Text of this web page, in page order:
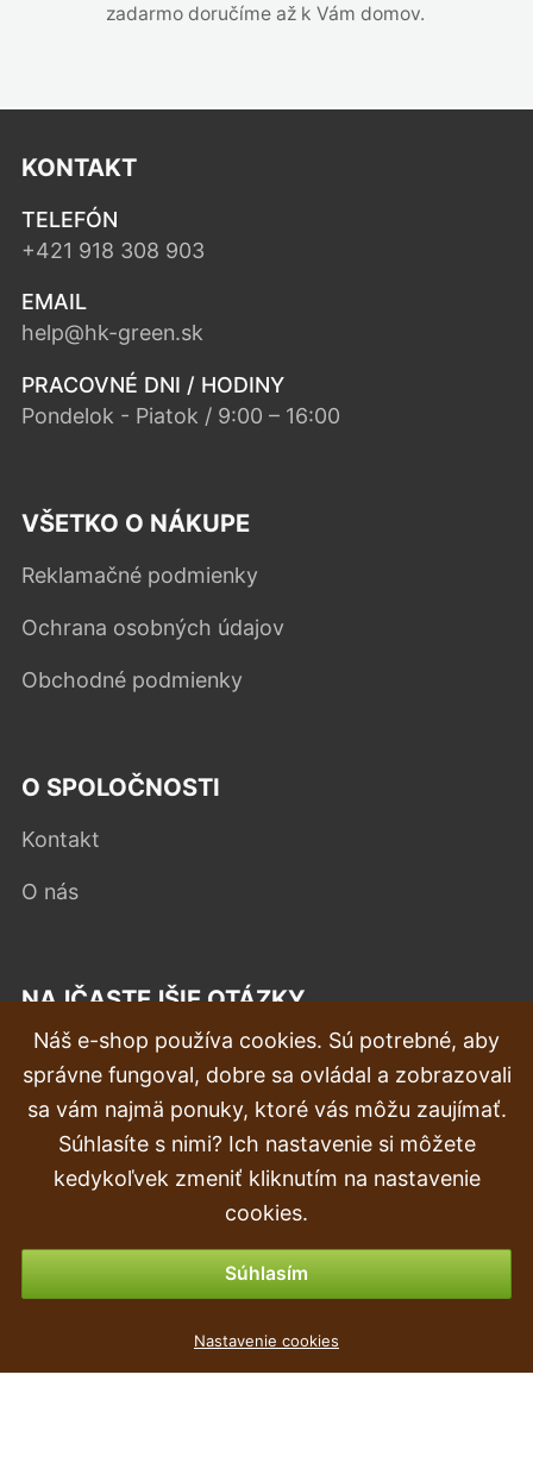
zadarmo doručíme až k Vám domov.
KONTAKT
TELEFÓN
+421 918 308 903
EMAIL
help@hk-green.sk
PRACOVNÉ DNI / HODINY
Pondelok - Piatok / 9:00 – 16:00
VŠETKO O NÁKUPE
Reklamačné podmienky
Ochrana osobných údajov
Obchodné podmienky
O SPOLOČNOSTI
Kontakt
O nás
NAJČASTEJŠIE OTÁZKY
Reklamácia
Doprava a doručenie
Objednávka
Vrátenie tovaru & vrátenie peňazí
Náš e-shop používa cookies. Sú potrebné, aby
správne fungoval, dobre sa ovládal a zobrazovali
sa vám najmä ponuky, ktoré vás môžu zaujímať.
Súhlasíte s nimi? Ich nastavenie si môžete
kedykoľvek zmeniť kliknutím na nastavenie
cookies.
Súhlasím
Nastavenie cookies